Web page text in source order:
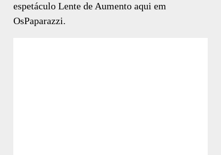
espetáculo Lente de Aumento aqui em
OsPaparazzi.